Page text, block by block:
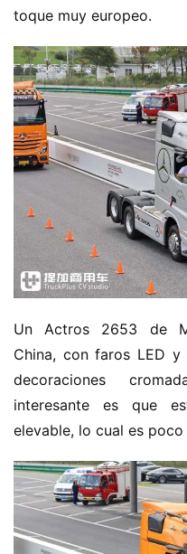
H
o
c
a
i
o
n
c
h
n
o
C
toque muy europeo.
Un Actros 2653 de
China, con faros LED y
decoraciones
interesante es que
elevable, lo cual es poco